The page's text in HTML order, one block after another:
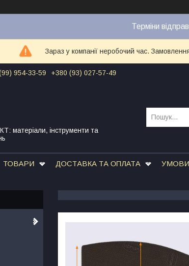
Терміни
Зараз у компанії неробочий час.
954-33-59 +380 (93) 027-57-49
інструменти та
ТОВАРИ ДОСТАВКА ТА ОПЛАТА